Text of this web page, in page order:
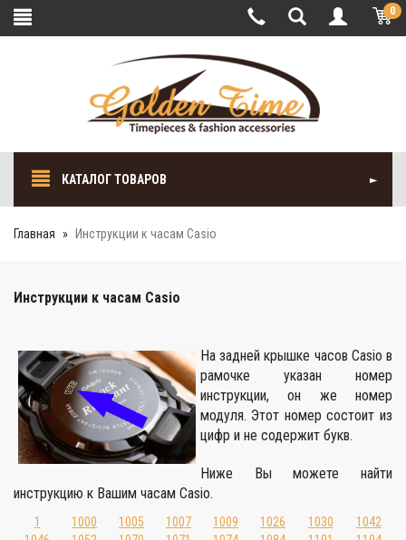
0
КАТАЛОГ ТОВАРОВ
Главная Инструкции к часам Casio
Инструкции к часам Casio
На задней крышке часов Casio в
рамочке указан номер
инструкции, он же номер
модуля. Этот номер состоит из
цифр и не содержит букв.
Ниже Вы можете найти
инструкцию к Вашим часам Casio.
1 1000 1005 1007 1009 1026 1030
1042